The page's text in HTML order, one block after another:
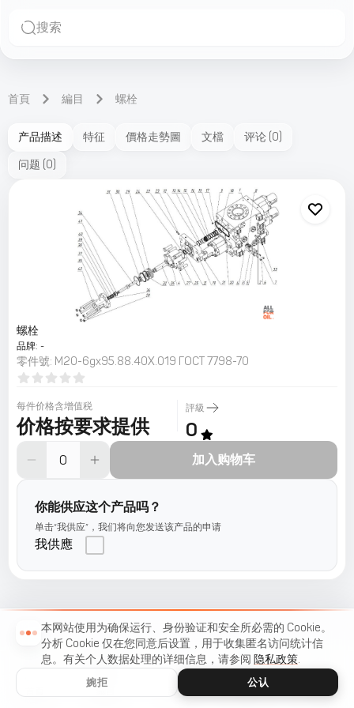
搜索
首頁 編目 螺栓
产品描述 特征 價格走勢圖 文檔 评论 (0)
问题 (0)
螺栓
品牌: -
零件號: М20-6gх95.88.40Х.019 ГОСТ 7798-70
每件价格含增值税
价格按要求提供
評級
0
加入购物车
你能供应这个产品吗？
单击“我供应”，我们将向您发送该产品的申请
我供應
菜單
本网站使用为确保运行、身份验证和安全所必需的 Cookie。
分析 Cookie 仅在您同意后设置，用于收集匿名访问统计信
息。有关个人数据处理的详细信息，请参阅 隐私政策.
婉拒 公认